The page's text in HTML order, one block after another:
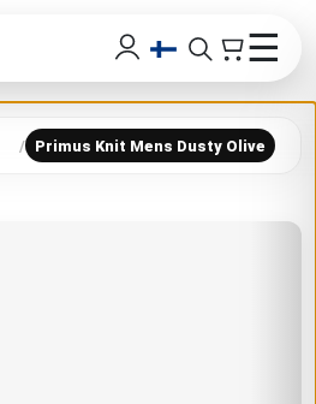
☰
Primus Knit Mens Dusty Olive